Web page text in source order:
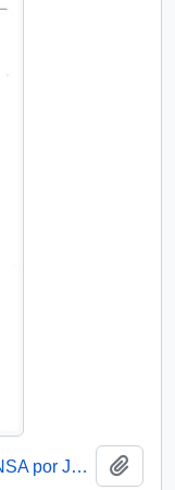
Discurso de Inauguración Planta IANSA por José Antonio Rivero Cervera [saludo a autoridades presentes, entre ellos el Presidente de la República, Sr. Patricio Aylwin Azócar]